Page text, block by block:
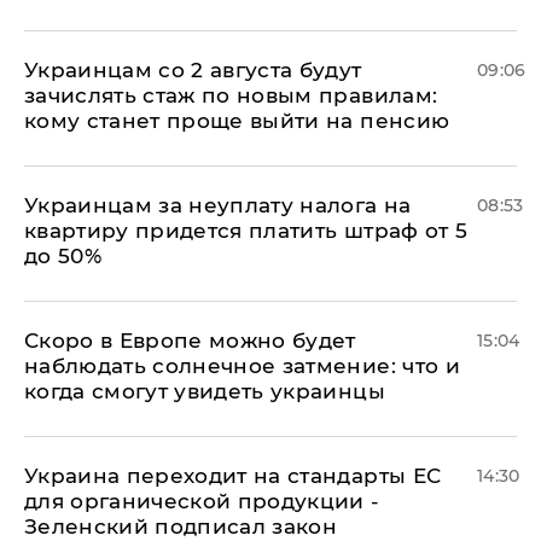
Украинцам со 2 августа будут
зачислять стаж по новым правилам:
кому станет проще выйти на пенсию
09:06
Украинцам за неуплату налога на
квартиру придется платить штраф от 5
до 50%
08:53
Скоро в Европе можно будет
наблюдать солнечное затмение: что и
когда смогут увидеть украинцы
15:04
Украина переходит на стандарты ЕС
для органической продукции -
Зеленский подписал закон
14:30